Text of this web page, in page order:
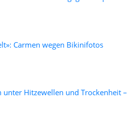
Carmen wegen Bikinifotos
unter Hitzewellen und Trockenheit –